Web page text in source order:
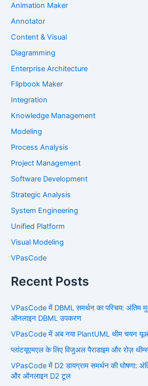
Animation Maker
Annotator
Content & Visual
Diagramming
Enterprise Architecture
Flipbook Maker
Integration
Knowledge Management
Modeling
Process Analysis
Project Management
Software Development
Strategic Analysis
System Engineering
Unified Platform
Visual Modeling
VPasCode
Recent Posts
VPasCode में DBML समर्थन का परिचय: अंतिम
ऑनलाइन DBML उपकरण
VPasCode में अब नया PlantUML थीम चयन
प्लांटयूएमएल के लिए विजुअल पैराडाइम और रोज़
VPasCode में D2 डायग्राम समर्थन की घोषणा:
और ऑनलाइन D2 टूल